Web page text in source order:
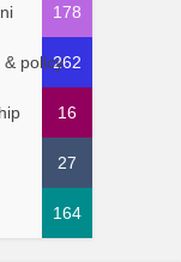
178
& policy262
16
27
164